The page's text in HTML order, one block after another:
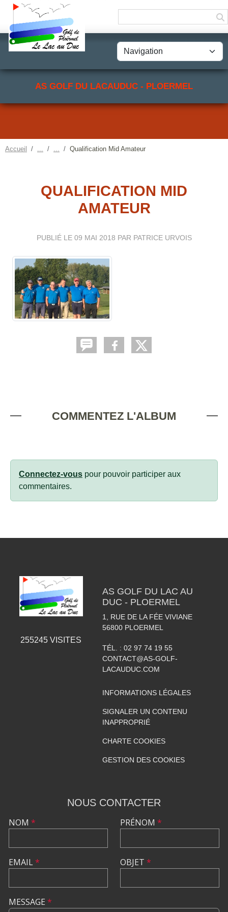
AS GOLF DU LACAUDUC - PLOERMEL
Accueil Qualification Mid Amateur
QUALIFICATION MID
AMATEUR
PUBLIÉ LE 09 MAI 2018 PAR PATRICE URVOIS
COMMENTEZ L'ALBUM
Connectez-vous pour pouvoir participer aux
commentaires.
255245 VISITES
AS GOLF DU LAC AU
DUC - PLOERMEL
1, RUE DE LA FÉE VIVIANE
56800 PLOERMEL
TÉL. : 02 97 74 19 55
CONTACT@AS-GOLF-
LACAUDUC.COM
INFORMATIONS LÉGALES
SIGNALER UN CONTENU
INAPPROPRIÉ
CHARTE COOKIES
GESTION DES COOKIES
NOUS CONTACTER
NOM *
EMAIL*
PRÉNOM *
OBJET *
MESSAGE *
Panneau de gestion des cookies